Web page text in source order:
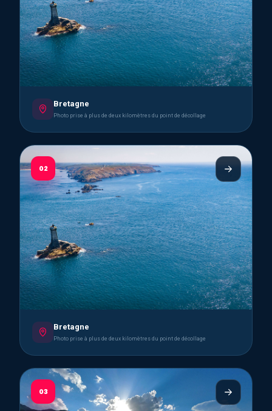
Bretagne
Photo prise à plus de deux kilomètres du point de décollage
02
Bretagne
Photo prise à plus de deux kilomètres du point de décollage
03